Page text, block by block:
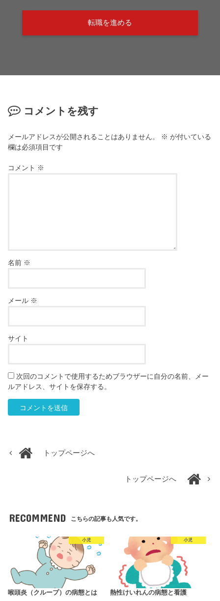
転職を進める
コメントを残す
メールアドレスが公開されることはありません。 ※ が付いている
欄は必須項目です
コメント ※
名前 ※
メール ※
サイト
次回のコメントで使用するためブラウザーに自分の名前、メー
ルアドレス、サイトを保存する。
トップページへ
トップページへ
RECOMMEND こちらの記事も人気です。
小児
喉頭炎（クループ）の病態とは
小児
熱性けいれんの病態と看護